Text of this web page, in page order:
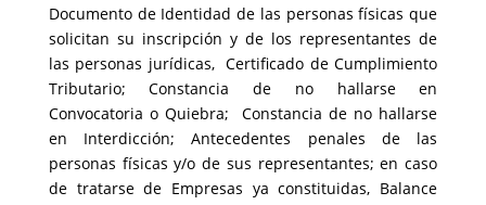
Documento de Identidad de las personas físicas que
solicitan su inscripción y de los representantes de
las personas jurídicas, Certificado de Cumplimiento
Tributario; Constancia de no hallarse en
Convocatoria o Quiebra; Constancia de no hallarse
en Interdicción; Antecedentes penales de las
personas físicas y/o de sus representantes; en caso
de tratarse de Empresas ya constituidas, Balance